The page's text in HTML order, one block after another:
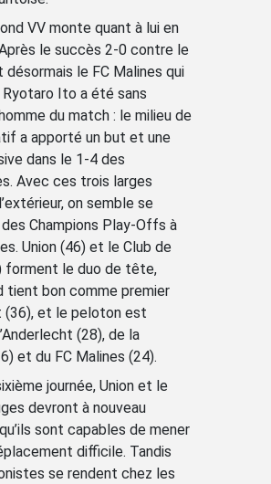
VV monte quant à lui en
le succès 2-0 contre le
désormais le FC Malines qui
Ito a été sans
du match : le milieu de
a apporté un but et une
dans le 1-4 des
Avec ces trois larges
on semble se
Champions Play-Offs à
Union (46) et le Club de
forment le duo de tête,
tient bon comme premier
(36), et le peloton est
(28), de la
et du FC Malines (24).
journée, Union et le
devront à nouveau
sont capables de mener
difficile. Tandis
se rendent chez les